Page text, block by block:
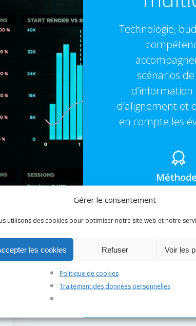
Gérer le consentement
utilisons des cookies pour optimiser notre site web et notre
les cookies Refuser Voir les
Politique de cookies
Traitement des données personnelles
Technologie,
scénarios
d’alignement et
en compte les
sur le savoir-
l’expérience